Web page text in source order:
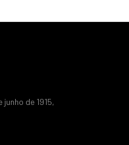
junho de 1915,